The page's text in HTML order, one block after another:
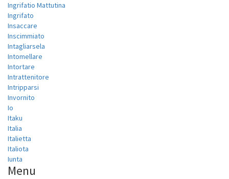
Ingrifatio Mattutina
Ingrifato
Insaccare
Inscimmiato
Intagliarsela
Intomellare
Intortare
Intrattenitore
Intripparsi
Invornito
Io
Itaku
Italia
Italietta
Italiota
Iunta
Menu